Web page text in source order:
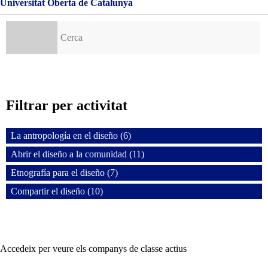
Universitat Oberta de Catalunya
Filtrar per activitat
La antropología en el diseño (6)
Abrir el diseño a la comunidad (11)
Etnografía para el diseño (7)
Compartir el diseño (10)
Accedeix per veure els companys de classe actius